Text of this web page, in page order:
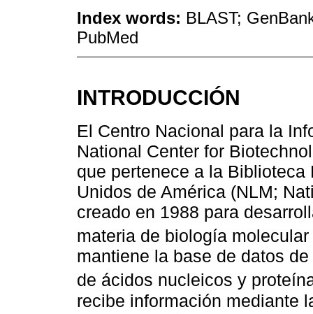
Index words: BLAST;
PubMed
INTRODUCCIÓN
El Centro Nacional para la
National Center for
que pertenece a la
Unidos de América (NLM;
creado en 1988 para
materia de biología molecular
mantiene la base de datos
de ácidos nucleicos y
recibe información mediante